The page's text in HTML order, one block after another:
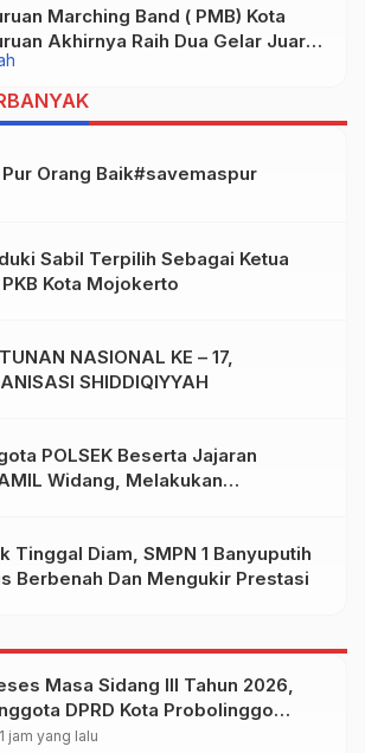
Marching Band ( PMB) Kota
Akhirnya Raih Dua Gelar Juara
Kejurprov Jatim 2024
Orang Baik#savemaspur
Sabil Terpilih Sebagai Ketua
PKB Kota Mojokerto
NASIONAL KE – 17,
SHIDDIQIYYAH
POLSEK Beserta Jajaran
Widang, Melakukan
Tinggal Diam, SMPN 1 Banyuputih
Berbenah Dan Mengukir Prestasi
Masa Sidang III Tahun 2026,
DPRD Kota Probolinggo
Partai Gerindra Heri Poniman
1 jam yang lalu